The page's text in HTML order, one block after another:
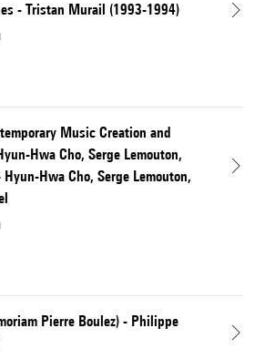
- Tristan Murail (1993-1994)
Music Creation and
Hwa Cho, Serge Lemouton,
Hwa Cho, Serge Lemouton,
Pierre Boulez) - Philippe